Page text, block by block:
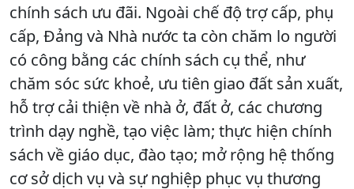
chính sách ưu đãi. Ngoài chế độ trợ cấp, phụ
cấp, Đảng và Nhà nước ta còn chăm lo người
có công bằng các chính sách cụ thể, như
chăm sóc sức khoẻ, ưu tiên giao đất sản xuất,
hỗ trợ cải thiện về nhà ở, đất ở, các chương
trình dạy nghề, tạo việc làm; thực hiện chính
sách về giáo dục, đào tạo; mở rộng hệ thống
cơ sở dịch vụ và sự nghiệp phục vụ thương